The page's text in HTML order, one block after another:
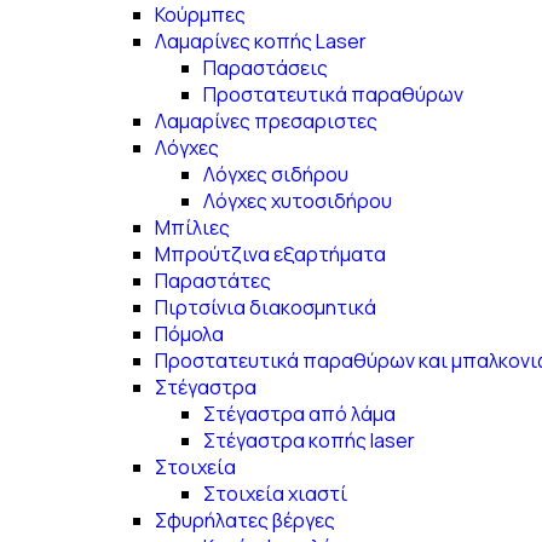
Κούρμπες
Λαμαρίνες κοπής Laser
Παραστάσεις
Προστατευτικά παραθύρων
Λαμαρίνες πρεσαριστες
Λόγχες
Λόγχες σιδήρου
Λόγχες χυτοσιδήρου
Μπίλιες
Μπρούτζινα εξαρτήματα
Παραστάτες
Πιρτσίνια διακοσμητικά
Πόμολα
Προστατευτικά παραθύρων και
Στέγαστρα
Στέγαστρα από λάμα
Στέγαστρα κοπής laser
Στοιχεία
Στοιχεία χιαστί
Σφυρήλατες βέργες